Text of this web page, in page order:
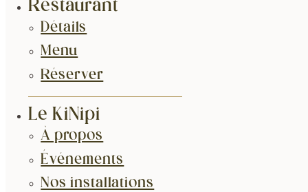
Restaurant
Détails
Menu
Réserver
Le KiNipi
À propos
Événements
Nos installations